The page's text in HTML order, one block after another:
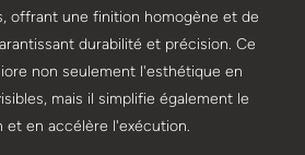
offrant une finition homogène et de
durabilité et précision. Ce
non seulement l'esthétique en
mais il simplifie également le
et en accélère l'exécution.